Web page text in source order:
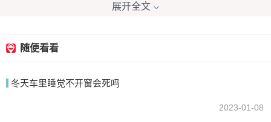
2023-01-07 07:43:47
来起动机只咔咔响不转。冬季低温及个别用电设备忘关后会造成车辆
无法起动，特别是冬季长期短途低速使用，电瓶电压会低于额定值，
展开全文
随便看看
冬天车里睡觉不开窗会死吗
2023-01-08